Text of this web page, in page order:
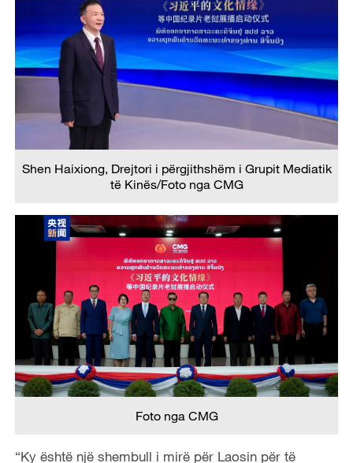
Shen Haixiong, Drejtori i përgjithshëm i Grupit Mediatik
të Kinës/Foto nga CMG
Foto nga CMG
“Ky është një shembull i mirë për Laosin për të